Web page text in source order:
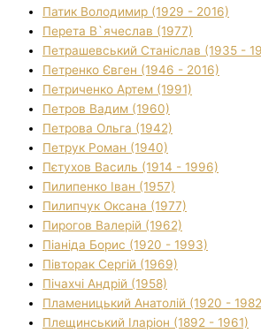
Патик Володимир (1929 - 2016)
Перета В`ячеслав (1977)
Петрашевський Станіслав (1935 -
Петренко Євген (1946 - 2016)
Петриченко Артем (1991)
Петров Вадим (1960)
Петрова Ольга (1942)
Петрук Роман (1940)
Пєтухов Василь (1914 - 1996)
Пилипенко Іван (1957)
Пилипчук Оксана (1977)
Пирогов Валерій (1962)
Піаніда Борис (1920 - 1993)
Півторак Сергій (1969)
Пічахчі Андрій (1958)
Пламеницький Анатолій (1920 -
Плещинський Іларіон (1892 - 1961)